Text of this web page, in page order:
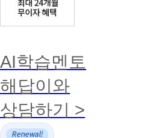
AI학습멘토
해답이와
상담하기 >